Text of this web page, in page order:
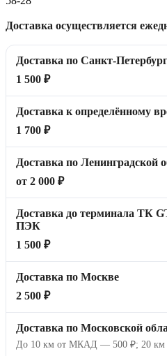
Доставка осуществляется
Доставка по Санкт-
1 500 ₽
Доставка к определённому
1 700 ₽
Доставка по Ленинградской
от 2 000 ₽
Доставка до терминала ТК
ПЭК
1 500 ₽
Доставка по Москве
2 500 ₽
Доставка по Московской
До 10 км от МКАД — 500 ₽; 20